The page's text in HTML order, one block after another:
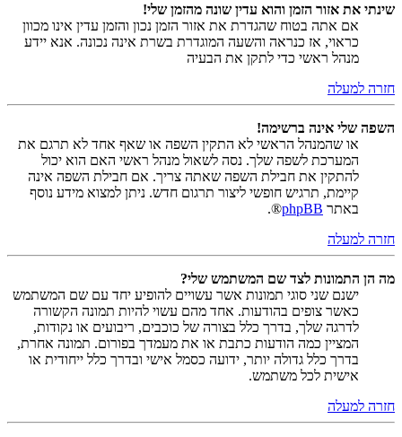
שינתי את אזור הזמן והוא עדין שונה מהזמן שלי!
אם אתה בטוח שהגדרת את אזור הזמן נכון והזמן עדין אינו מכוון
כראוי, אז כנראה והשעה המוגדרת בשרת אינה נכונה. אנא יידע
מנהל ראשי כדי לתקן את הבעיה
חזרה למעלה
השפה שלי אינה ברשימה!
או שהמנהל הראשי לא התקין השפה או שאף אחד לא תרגם את
המערכת לשפה שלך. נסה לשאול מנהל ראשי האם הוא יכול
להתקין את חבילת השפה שאתה צריך. אם חבילת השפה אינה
קיימת, תרגיש חופשי ליצור תרגום חדש. ניתן למצוא מידע נוסף
באתר phpBB
®.
חזרה למעלה
מה הן התמונות לצד שם המשתמש שלי?
ישנם שני סוגי תמונות אשר עשויים להופיע יחד עם שם המשתמש
כאשר צופים בהודעות. אחד מהם עשוי להיות תמונה הקשורה
לדרגה שלך, בדרך כלל בצורה של כוכבים, ריבועים או נקודות,
המציין כמה הודעות כתבת או את מעמדך בפורום. תמונה אחרת,
בדרך כלל גדולה יותר, ידועה כסמל אישי ובדרך כלל ייחודית או
אישית לכל משתמש.
חזרה למעלה